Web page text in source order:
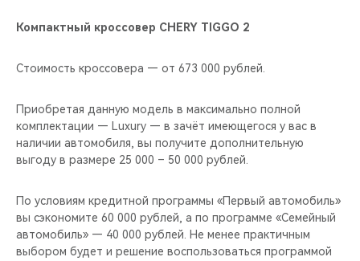
Компактный кроссовер CHERY TIGGO 2
Стоимость кроссовера — от 673 000 рублей.
Приобретая данную модель в максимально полной
комплектации — Luxury — в зачёт имеющегося у вас в
наличии автомобиля, вы получите дополнительную
выгоду в размере 25 000 – 50 000 рублей.
По условиям кредитной программы «Первый автомобиль»
вы сэкономите 60 000 рублей, а по программе «Семейный
автомобиль» — 40 000 рублей. Не менее практичным
выбором будет и решение воспользоваться программой